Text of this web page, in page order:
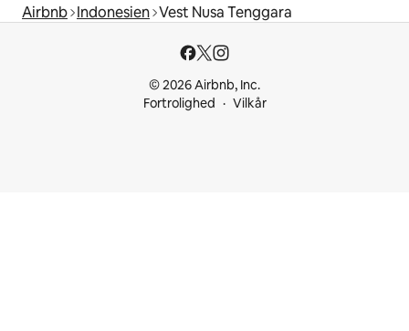
Airbnb Indonesien Vest Nusa Tenggara
© 2026 Airbnb, Inc.
Fortrolighed
Vilkår